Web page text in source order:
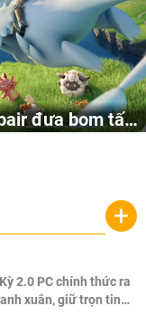
đưa bom tấn
ty game Nhật Bản
+
2.0 PC chính thức ra
xuân, giữ trọn tinh